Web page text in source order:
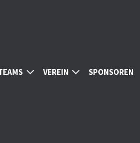
VEREIN SPONSOREN